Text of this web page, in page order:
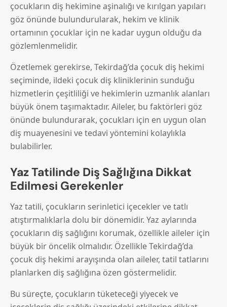
çocukların diş hekimine aşinalığı ve kırılgan yapıları
göz önünde bulundurularak, hekim ve klinik
ortamının çocuklar için ne kadar uygun olduğu da
gözlemlenmelidir.
Özetlemek gerekirse, Tekirdağ’da çocuk diş hekimi
seçiminde, ildeki çocuk diş kliniklerinin sunduğu
hizmetlerin çeşitliliği ve hekimlerin uzmanlık alanları
büyük önem taşımaktadır. Aileler, bu faktörleri göz
önünde bulundurarak, çocukları için en uygun olan
diş muayenesini ve tedavi yöntemini kolaylıkla
bulabilirler.
Yaz Tatilinde Diş Sağlığına Dikkat
Edilmesi Gerekenler
Yaz tatili, çocukların serinletici içecekler ve tatlı
atıştırmalıklarla dolu bir dönemidir. Yaz aylarında
çocukların diş sağlığını korumak, özellikle aileler için
büyük bir öncelik olmalıdır. Özellikle Tekirdağ’da
çocuk diş hekimi arayışında olan aileler, tatil tatlarını
planlarken diş sağlığına özen göstermelidir.
Bu süreçte, çocukların tüketeceği yiyecek ve